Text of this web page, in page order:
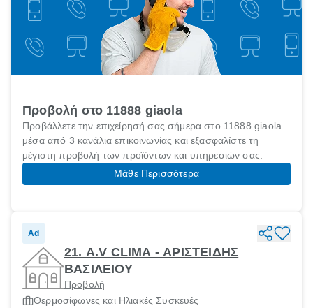
Προβολή στο 11888 giaola
Προβάλλετε την επιχείρησή σας σήμερα στο 11888 giaola
μέσα από 3 κανάλια επικοινωνίας και εξασφαλίστε τη
μέγιστη προβολή των προϊόντων και υπηρεσιών σας.
Μάθε Περισσότερα
Ad
21. A.V CLIMA - ΑΡΙΣΤΕΙΔΗΣ
ΒΑΣΙΛΕΙΟΥ
Προβολή
Θερμοσίφωνες και Ηλιακές Συσκευές